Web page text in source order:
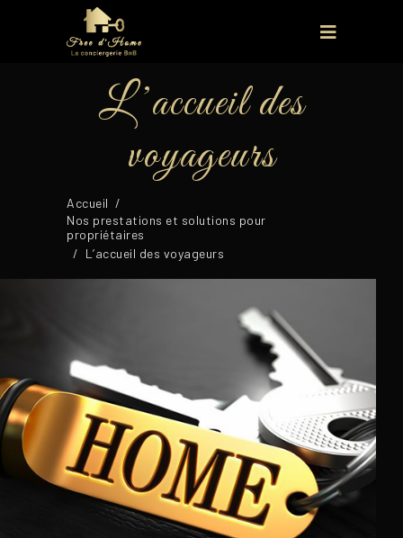
L’accueil des
voyageurs
Accueil /
Nos prestations et solutions pour
propriétaires
/ L’accueil des voyageurs